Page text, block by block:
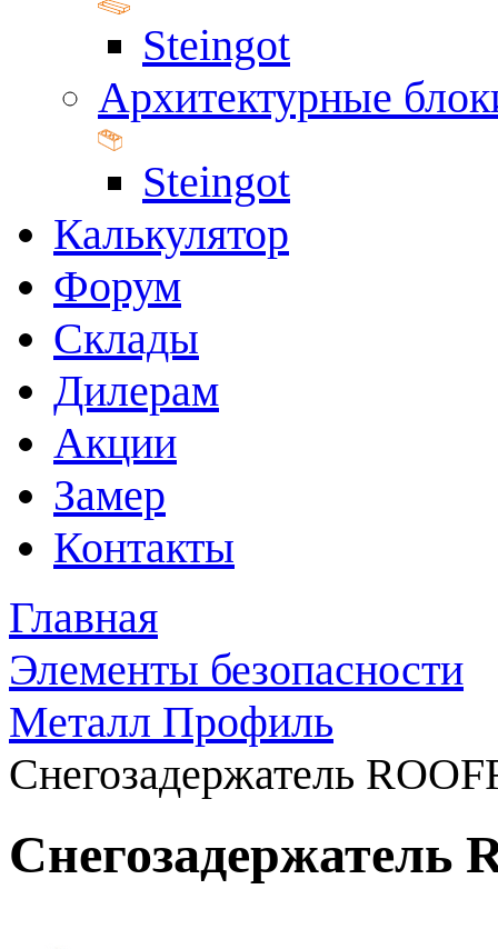
Steingot
Архитектурные
Steingot
Калькулятор
Форум
Склады
Дилерам
Акции
Замер
Контакты
Главная
Элементы безопасности
Металл Профиль
Снегозадержатель
Снегозадержатель